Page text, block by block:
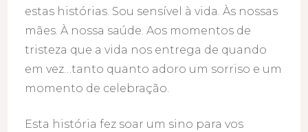
estas histórias. Sou sensível à vida. Às nossas
mães. À nossa saúde. Aos momentos de
tristeza que a vida nos entrega de quando
em vez…tanto quanto adoro um sorriso e um
momento de celebração.
Esta história fez soar um sino para vos